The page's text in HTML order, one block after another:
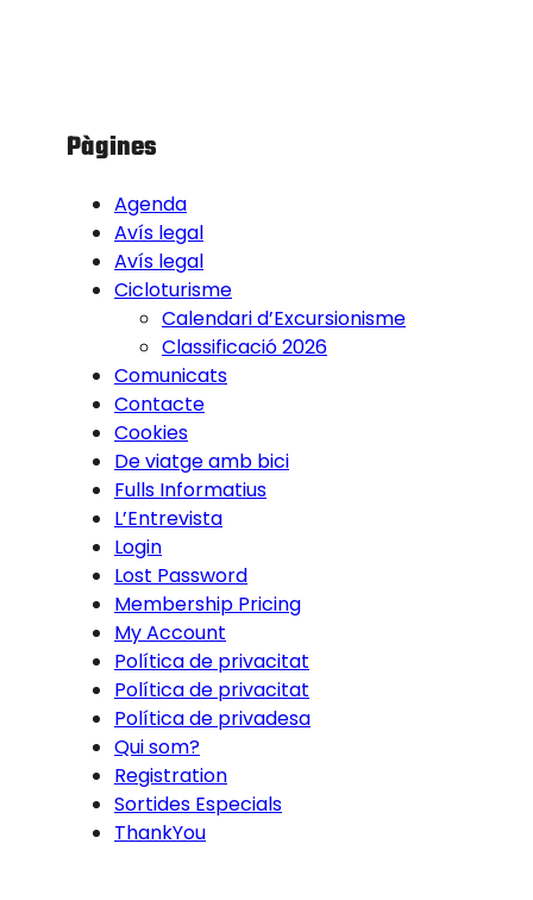
Pàgines
Agenda
Avís legal
Avís legal
Cicloturisme
Calendari d’Excursionisme
Classificació 2026
Comunicats
Contacte
Cookies
De viatge amb bici
Fulls Informatius
L’Entrevista
Login
Lost Password
Membership Pricing
My Account
Política de privacitat
Política de privacitat
Política de privadesa
Qui som?
Registration
Sortides Especials
ThankYou